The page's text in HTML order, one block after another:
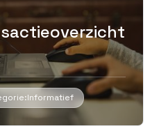
Informatief